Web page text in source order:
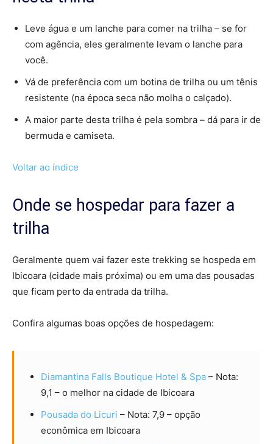
Leve água e um lanche para comer na trilha – se for
com agência, eles geralmente levam o lanche para
você.
Vá de preferência com um botina de trilha ou um tênis
resistente (na época seca não molha o calçado).
A maior parte desta trilha é pela sombra – dá para ir de
bermuda e camiseta.
Voltar ao índice
Onde se hospedar para fazer a
trilha
Geralmente quem vai fazer este trekking se hospeda em
Ibicoara (cidade mais próxima) ou em uma das pousadas
que ficam perto da entrada da trilha.
Confira algumas boas opções de hospedagem:
Diamantina Falls Boutique Hotel & Spa – Nota:
9,1 – o melhor na cidade de Ibicoara
Pousada do Licuri – Nota: 7,9 – opção
econômica em Ibicoara